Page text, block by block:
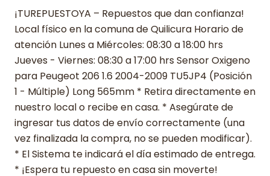
¡TUREPUESTOYA – Repuestos que dan confianza!
Local físico en la comuna de Quilicura Horario de
atención Lunes a Miércoles: 08:30 a 18:00 hrs
Jueves - Viernes: 08:30 a 17:00 hrs Sensor Oxigeno
para Peugeot 206 1.6 2004-2009 TU5JP4 (Posición
1 - Múltiple) Long 565mm * Retira directamente en
nuestro local o recibe en casa. * Asegúrate de
ingresar tus datos de envío correctamente (una
vez finalizada la compra, no se pueden modificar).
* El Sistema te indicará el día estimado de entrega.
* ¡Espera tu repuesto en casa sin moverte!